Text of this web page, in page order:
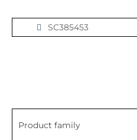
SC385453
Product family